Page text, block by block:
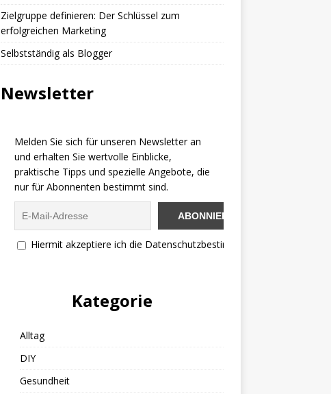
Zielgruppe definieren: Der Schlüssel zum
erfolgreichen Marketing
Selbstständig als Blogger
Newsletter
Melden Sie sich für unseren Newsletter an
und erhalten Sie wertvolle Einblicke,
praktische Tipps und spezielle Angebote, die
nur für Abonnenten bestimmt sind.
Hiermit akzeptiere ich die Datenschutzbestimmungen
Kategorie
Alltag
DIY
Gesundheit